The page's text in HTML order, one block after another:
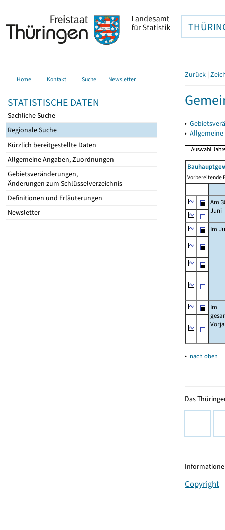
Home Kontakt Suche Newsletter
STATISTISCHE DATEN
Sachliche Suche
Regionale Suche
Kürzlich bereitgestellte Daten
Allgemeine Angaben, Zuordnungen
Gebietsveränderungen,
Änderungen zum Schlüsselverzeichnis
Definitionen und Erläuterungen
Newsletter
Zurück |
▸
▸
Vorbereitende
Am
Juni
Im
Im
▴ nach oben
Das
Copyright